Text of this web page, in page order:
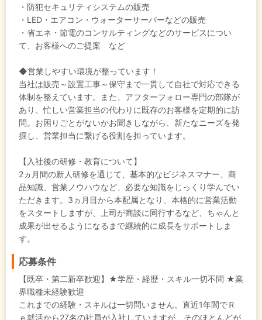
・防犯セキュリティシステムの販売
・LED・エアコン・ウォーターサーバーなどの販売
・省エネ・節電のコンサルティングなどのサービスについ
て、お客様へのご提案 など
◆営業しやすい環境が整っています！
当社は販売～設置工事～保守まで一貫して自社で対応できる
体制を整えています。また、アフターフォロー専門の部隊が
あり、忙しい営業担当の代わりに既存のお客様を定期的に訪
問。お困りごとがないかお聞きしながら、新たなニーズを発
掘し、営業担当に繋げる役割を担っています。
【入社後の研修・教育について】
2ヵ月間の新人研修を通じて、基本的なビジネスマナー、商
品知識、営業ノウハウなど、必要な知識をじっくり学んでい
ただきます。3ヵ月目から本配属となり、本格的に営業活動
をスタートしますが、上司が商談に同行するなど、ちゃんと
成果が出せるようになるまで継続的に成長をサポートしま
す。
応募条件
【既卒・第二新卒歓迎】★学歴・経歴・スキル一切不問 ★業
界職種未経験歓迎
これまでの経験・スキルは一切問いません。直近1年間でＲ
ｅ就活から27名の社員が入社していますが、そのほとんどが